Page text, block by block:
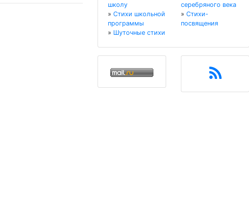
школу
серебряного века
» Стихи школьной
программы
» Стихи-
посвящения
» Шуточные стихи